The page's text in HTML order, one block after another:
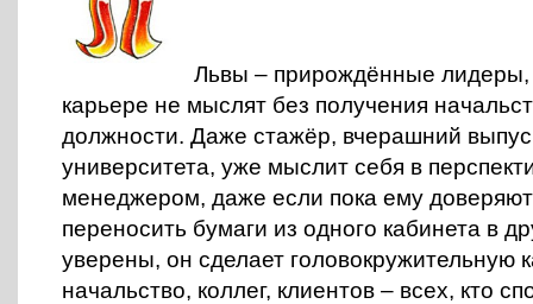
Львы – прирождённые лидеры,
карьере не мыслят без получения
должности. Даже стажёр, вчерашний
университета, уже мыслит себя в
менеджером, даже если пока ему
переносить бумаги из одного кабинета в
уверены, он сделает головокружительную
начальство, коллег, клиентов – всех, кто